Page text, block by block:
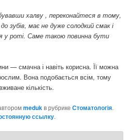
халву , переконайтеся в тому,
зубів, має не дуже солодкий смак і
у роті. Саме такою повинна бути
— смачна і навіть корисна. Її можна
Вона подобається всім, тому
кількість.
meduk в рубрикеСтоматологія.
ссылку.